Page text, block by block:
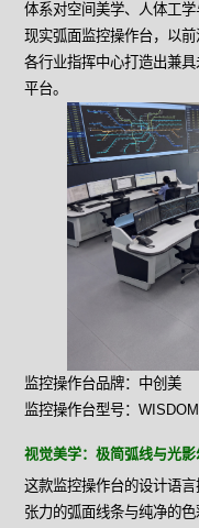
体系对空间美学、人体工
现实弧面监控操作台，以
各行业指挥中心打造出兼
平台。
监控操作台品牌：中创美
监控操作台型号：
视觉美学：极简弧线与光
这款监控操作台的设计语
张力的弧面线条与纯净的